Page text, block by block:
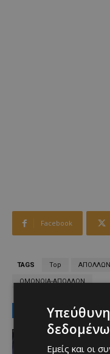
Facebook
TAGS Top ΑΠΟΛΛΩΝ
ΟΜΟΝΟΙΑ-ΑΠΟΛΛΩΝ
LATEST NEWS
Εμείς και οι